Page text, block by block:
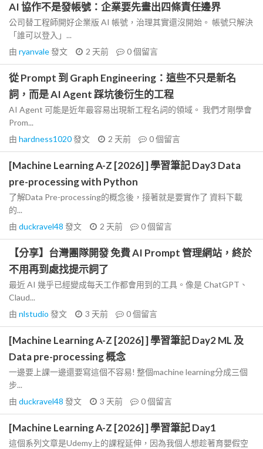
AI 協作不是發帳號：企業要先畫出四條責任邊界
公司替工程師開好企業版 AI 帳號，治理其實還沒開始。 帳號只解決
「誰可以登入」...
由 ryanvale發文 2 天前 0個留言
從 Prompt 到 Graph Engineering：這些不只是新名
詞，而是 AI Agent 踩坑後衍生的工程
AI Agent 可能是近年最容易出現新工程名詞的領域。 我們才剛學會
Prom...
由 hardness1020發文 2 天前 0個留言
[Machine Learning A-Z [2026] ] 學習筆記 Day3 Data
pre-processing with Python
了解Data Pre-processing的概念後，接著就是要實作了 資料下載
的...
由 duckravel48 發文 2 天前 0個留言
【分享】台灣團隊開發 免費 AI Prompt 管理網站，終於
不用再到處找提示詞了
最近 AI 幾乎已經變成每天工作都會用到的工具。像是 ChatGPT、
Claud...
由 nlstudio 發文 3 天前 0個留言
[Machine Learning A-Z [2026] ] 學習筆記 Day2 ML 及
Data pre-processing 概念
一邊要上課一邊還要寫這個不容易! 整個machine learning分成三個
步...
由 duckravel48 發文 3 天前 0個留言
[Machine Learning A-Z [2026] ] 學習筆記 Day1
這個系列文章是Udemy上的課程延伸，因為我個人想趁著育嬰假空